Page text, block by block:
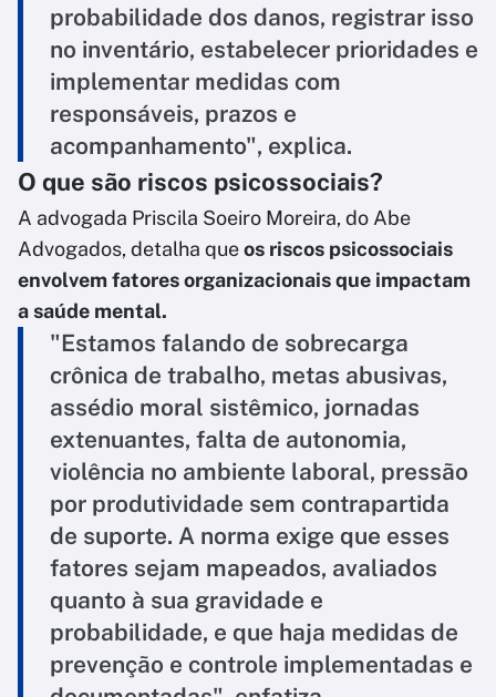
probabilidade dos danos, registrar isso
no inventário, estabelecer prioridades e
implementar medidas com
responsáveis, prazos e
acompanhamento", explica.
O que são riscos psicossociais?
A advogada Priscila Soeiro Moreira, do Abe
Advogados, detalha queos riscos psicossociais
envolvem fatores organizacionais que impactam
a saúde mental.
"Estamos falando de sobrecarga
crônica de trabalho, metas abusivas,
assédio moral sistêmico, jornadas
extenuantes, falta de autonomia,
violência no ambiente laboral, pressão
por produtividade sem contrapartida
de suporte. A norma exige que esses
fatores sejam mapeados, avaliados
quanto à sua gravidade e
probabilidade, e que haja medidas de
prevenção e controle implementadas e